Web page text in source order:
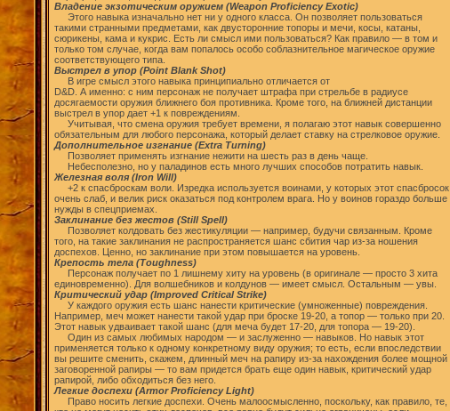
Владение экзотическим оружием (Weapon Proficiency Exotic)
Этого навыка изначально нет ни у одного класса. Он позволяет пользоваться
такими странными предметами, как двусторонние топоры и мечи, косы, катаны,
сюрикены, кама и кукрис. Есть ли смысл ими пользоваться? Как правило — в том и
только том случае, когда вам попалось особо соблазнительное магическое оружие
соответствующего типа.
Выстрел в упор (Point Blank Shot)
В игре смысл этого навыка принципиально отличается от
D&D. А именно: с ним персонаж не получает штрафа при стрельбе в радиусе
досягаемости оружия ближнего боя противника. Кроме того, на ближней дистанции
выстрел в упор дает +1 к повреждениям.
Учитывая, что смена оружия требует времени, я полагаю этот навык совершенно
обязательным для любого персонажа, который делает ставку на стрелковое оружие.
Дополнительное изгнание (Extra Turning)
Позволяет применять изгнание нежити на шесть раз в день чаще.
Небесполезно, но у паладинов есть много лучших способов потратить навык.
Железная воля (Iron Will)
+2 к спасброскам воли. Изредка используется воинами, у которых этот спасбросок
очень слаб, и велик риск оказаться под контролем врага. Но у воинов гораздо больше
нужды в спецприемах.
Заклинание без жестов (Still Spell)
Позволяет колдовать без жестикуляции — например, будучи связанным. Кроме
того, на такие заклинания не распространяется шанс сбития чар из-за ношения
доспехов. Ценно, но заклинание при этом повышается на уровень.
Крепость тела (Toughness)
Персонаж получает по 1 лишнему хиту на уровень (в оригинале — просто 3 хита
единовременно). Для волшебников и колдунов — имеет смысл. Остальным — увы.
Критический удар (Improved Critical Strike)
У каждого оружия есть шанс нанести критические (умноженные) повреждения.
Например, меч может нанести такой удар при броске 19-20, а топор — только при 20.
Этот навык удваивает такой шанс (для меча будет 17-20, для топора — 19-20).
Один из самых любимых народом — и заслуженно — навыков. Но навык этот
применяется только к одному конкретному виду оружия; то есть, если впоследствии
вы решите сменить, скажем, длинный меч на рапиру из-за нахождения более мощной
заговоренной рапиры — то вам придется брать еще один навык, критический удар
рапирой, либо обходиться без него.
Легкие доспехи (Armor Proficiency Light)
Право носить легкие доспехи. Очень малоосмысленно, поскольку, как правило, те,